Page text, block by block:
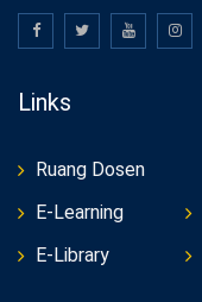
Links
Ruang Dosen
E-Learning
E-Library